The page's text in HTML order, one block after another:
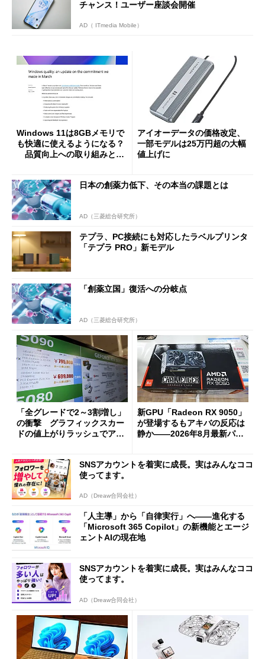
チャンス！ユーザー座談会開催
AD（ ITmedia Mobile）
Windows 11は8GBメモリで
も快適に使えるようになる？
品質向上への取り組みと
アイオーデータの価格改定、
一部モデルは25万円超の大幅
値上げに
日本の創薬力低下、その本当の課題とは
AD（三菱総合研究所）
テプラ、PC接続にも対応したラベルプリンタ
「テプラ PRO」新モデル
「創薬立国」復活への分岐点
AD（三菱総合研究所）
「全グレードで2～3割増し」
の衝撃 グラフィックスカー
ドの値上がりラッシュでアキ
新GPU「Radeon RX 9050」
が登場するもアキバの反応は
静か――2026年8月最新パー
SNSアカウントを着実に成長。実はみんなココ
使ってます。
AD（Dreaw合同会社）
「人主導」から「自律実行」へ――進化する
「Microsoft 365 Copilot」の新機能とエージ
ェントAIの現在地
SNSアカウントを着実に成長。実はみんなココ
使ってます。
AD（Dreaw合同会社）